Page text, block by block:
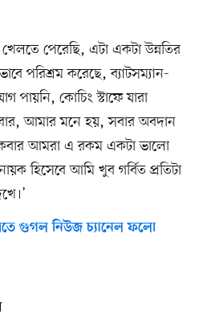
পেরেছি, এটা একটা উন্নতির
পরিশ্রম করেছে, ব্যাটসম্যান-
পায়নি, কোচিং স্টাফে যারা
আমার মনে হয়, সবার অবদান
আমরা এ রকম একটা ভালো
হিসেবে আমি খুব গর্বিত প্রতিটা
গুগল নিউজ চ্যানেল ফলো